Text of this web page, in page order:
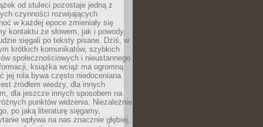
od stuleci pozostaje jedną z
czynności rozwijających
w każdej epoce zmieniały się
kontaktu ze słowem, jak i powody,
sięgali po teksty pisane. Dziś, w
krótkich komunikatów, szybkich
społecznościowych i nieustannego
książka wciąż ma ogromną
jej rola bywa często niedoceniana.
źródłem wiedzy, dla innych
dla jeszcze innych sposobem na
punktów widzenia. Niezależnie
po jaką literaturę sięgamy,
wpływa na nas znacznie głębiej,